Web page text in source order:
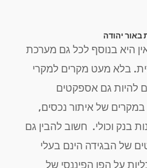
באור יהודה
היא בנוסף לכל גם מערכת
בלא מעט מקרים למקרי
להיות גם אספקטים
במקרים של איתור נכסים,
בנק וכולי. חשוב להבין גם
של הבגידה הינם בעלי
על הפן הפיננסי של